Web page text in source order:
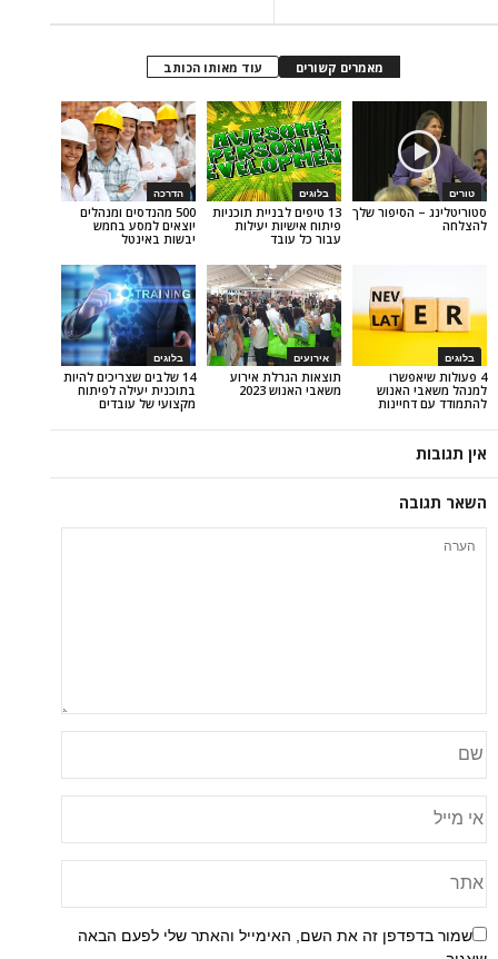
עוד מאותו הכותב
הדרכה
500 מהנדסים ומנהלים
יוצאים למסע בחמש
יבשות באינטל
בלוגים
13 טיפים לבניית תוכניות
פיתוח אישיות יעילות
שלך
בלוגים
14 שלבים שצריכים להיות
בתוכנית יעילה לפיתוח
מקצועי של עובדים
תוצאות הגרלת אירוע
משאבי האנוש 2023
זה את השם, האימייל והאתר שלי לפעם הבאה